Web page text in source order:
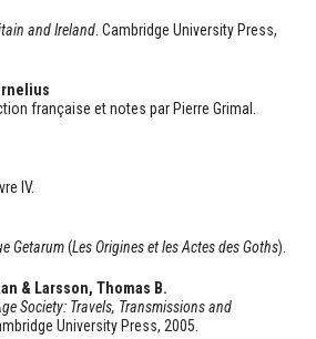
and Ireland . Cambridge University Press,
française et notes par Pierre Grimal.
IV.
Getarum(Les Origines et les Actes des Goths).
& Larsson, Thomas B.
Society: Travels, Transmissions and
University Press, 2005.